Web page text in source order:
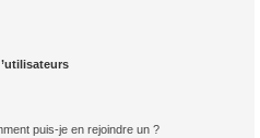
puis-je en rejoindre un ?